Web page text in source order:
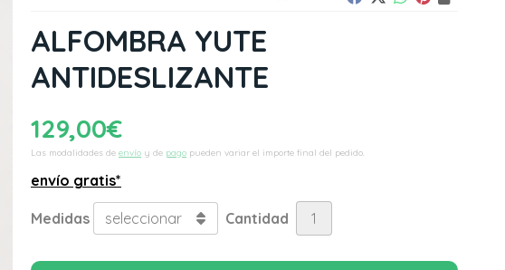
ALFOMBRA YUTE
ANTIDESLIZANTE
129,00€
Las modalidades de envío y de pago pueden variar el importe final del pedido.
envío gratis*
Medidas Cantidad